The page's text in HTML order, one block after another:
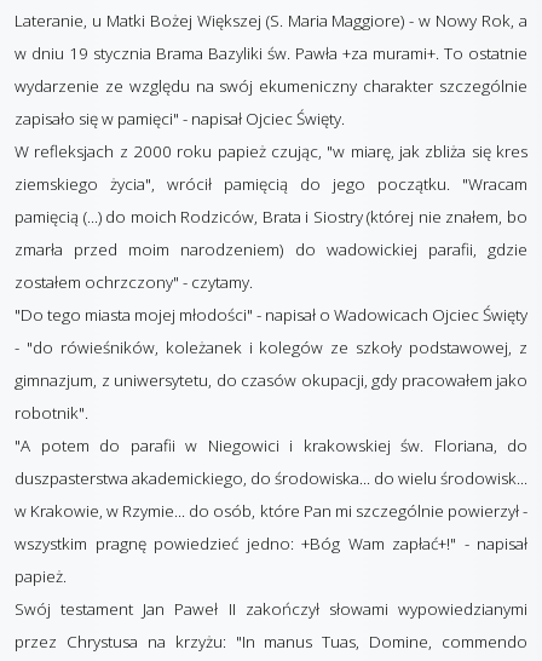
Lateranie, u Matki Bożej Większej (S. Maria Maggiore) - w Nowy Rok, a
w dniu 19 stycznia Brama Bazyliki św. Pawła +za murami+. To ostatnie
wydarzenie ze względu na swój ekumeniczny charakter szczególnie
zapisało się w pamięci" - napisał Ojciec Święty.
W refleksjach z 2000 roku papież czując, "w miarę, jak zbliża się kres
ziemskiego życia", wrócił pamięcią do jego początku. "Wracam
pamięcią (...) do moich Rodziców, Brata i Siostry (której nie znałem, bo
zmarła przed moim narodzeniem) do wadowickiej parafii, gdzie
zostałem ochrzczony" - czytamy.
"Do tego miasta mojej młodości" - napisał o Wadowicach Ojciec Święty
- "do rówieśników, koleżanek i kolegów ze szkoły podstawowej, z
gimnazjum, z uniwersytetu, do czasów okupacji, gdy pracowałem jako
robotnik".
"A potem do parafii w Niegowici i krakowskiej św. Floriana, do
duszpasterstwa akademickiego, do środowiska... do wielu środowisk...
w Krakowie, w Rzymie... do osób, które Pan mi szczególnie powierzył -
wszystkim pragnę powiedzieć jedno: +Bóg Wam zapłać+!" - napisał
papież.
Swój testament Jan Paweł II zakończył słowami wypowiedzianymi
przez Chrystusa na krzyżu: "In manus Tuas, Domine, commendo